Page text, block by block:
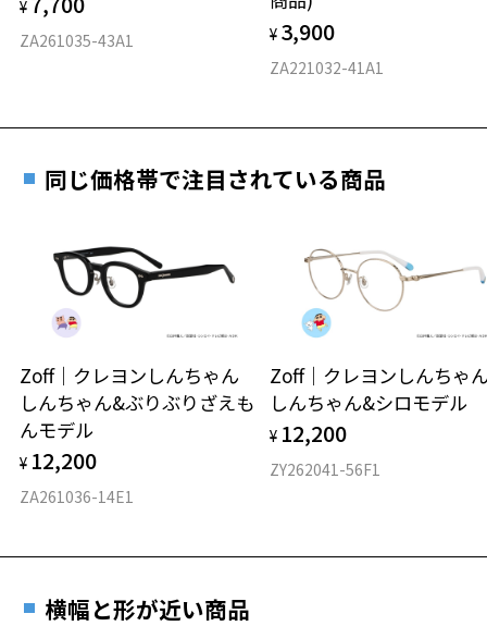
D 仕上がりの横幅：約133mm
17.3g
※着脱式サングラス：デモレンズ、アタッチメント込みの重さ
タイプ
材質
フロント素材：メタル
力測定をおすすめいたします。
安心3 かかり具合調整無料
す。
ご購入時に「レンズ交換券」をお選びいただくと、実店舗で
度数を測定のうえ、度付きレンズ（標準セットレンズ）へ無
お近くのZoff実店舗にて度数を測定いただけます（無料）。
その際は記入用紙をダウンロードしてお使いください。
¥
ZA261035-43A1 ¥ 3,900
ZA221032-41A1
同じ価格帯で注目されている商品
Zoff｜クレヨンしんちゃん
しんちゃん&ぶりぶりざえも
んモデル
¥ 12,200
ZA261036-14E1
Zoff｜クレヨンしんち
しんちゃん&シロモデル
¥ 12,200
ZY262041-56F1
横幅と形が近い商品